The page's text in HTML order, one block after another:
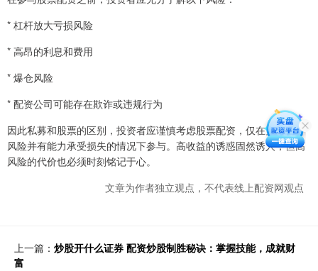
* 杠杆放大亏损风险
* 高昂的利息和费用
* 爆仓风险
* 配资公司可能存在欺诈或违规行为
因此私募和股票的区别，投资者应谨慎考虑股票配资，仅在充分了解
风险并有能力承受损失的情况下参与。高收益的诱惑固然诱人，但高
风险的代价也必须时刻铭记于心。
文章为作者独立观点，不代表线上配资网观点
上一篇： 炒股开什么证券 配资炒股制胜秘诀：掌握技能，成就财
富